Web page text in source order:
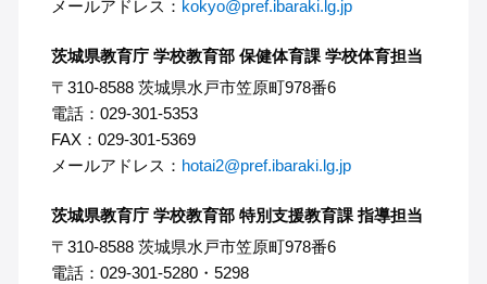
メールアドレス： kokyo@pref.ibaraki.lg.jp
茨城県教育庁 学校教育部 保健体育課 学校体育担当
〒310-8588 茨城県水戸市笠原町978番6
電話：029-301-5353
FAX：029-301-5369
メールアドレス： hotai2@pref.ibaraki.lg.jp
茨城県教育庁 学校教育部 特別支援教育課 指導担当
〒310-8588 茨城県水戸市笠原町978番6
電話：029-301-5280・5298